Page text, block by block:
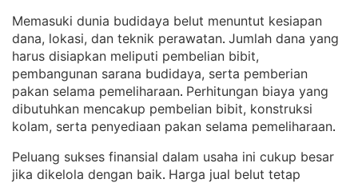
Memasuki dunia budidaya belut menuntut kesiapan
dana, lokasi, dan teknik perawatan. Jumlah dana yang
harus disiapkan meliputi pembelian bibit,
pembangunan sarana budidaya, serta pemberian
pakan selama pemeliharaan. Perhitungan biaya yang
dibutuhkan mencakup pembelian bibit, konstruksi
kolam, serta penyediaan pakan selama pemeliharaan.
Peluang sukses finansial dalam usaha ini cukup besar
jika dikelola dengan baik. Harga jual belut tetap